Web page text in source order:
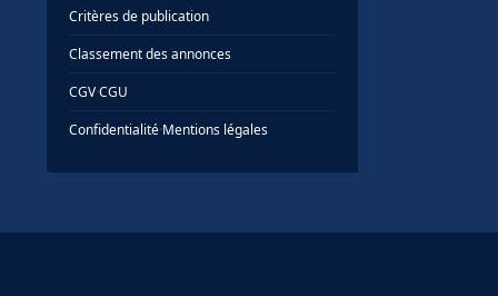
Critères de publication
Classement des annonces
CGV·CGU
Confidentialité·Mentions légales